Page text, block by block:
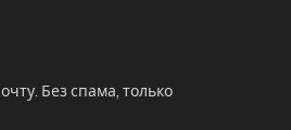
Без спама, только